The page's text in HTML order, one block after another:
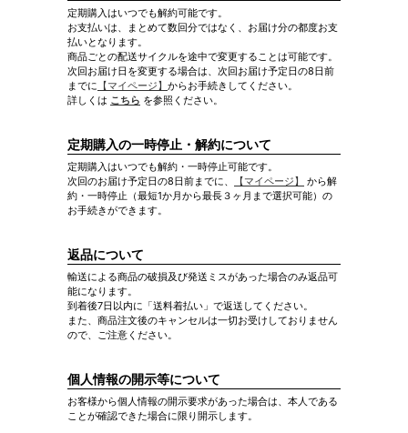
定期購入はいつでも解約可能です。
お支払いは、まとめて数回分ではなく、お届け分の都度お支
払いとなります。
商品ごとの配送サイクルを途中で変更することは可能です。
次回お届け日を変更する場合は、次回お届け予定日の8日前
までに 【マイページ】 からお手続きしてください。
詳しくは こちら を参照ください。
定期購入の一時停止・解約について
定期購入はいつでも解約・一時停止可能です。
次回のお届け予定日の8日前までに、
【マイページ】
から解
約・一時停止（最短1か月から最長３ヶ月まで選択可能）の
お手続きができます。
返品について
輸送による商品の破損及び発送ミスがあった場合のみ返品可
能になります。
到着後7日以内に「送料着払い」で返送してください。
また、商品注文後のキャンセルは一切お受けしておりません
ので、ご注意ください。
個人情報の開示等について
お客様から個人情報の開示要求があった場合は、本人である
ことが確認できた場合に限り開示します。